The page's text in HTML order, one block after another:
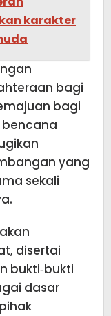
karakter
bagi
bagi
bencana
yang
sekali
disertai
bukti‑bukti
dasar